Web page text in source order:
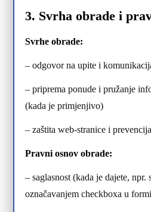
3. Svrha obrade i
Svrhe obrade:
– odgovor na upite i
– priprema ponude i pružanje
(kada je primjenjivo)
– zaštita web-stranice i
Pravni osnov obrade:
– saglasnost (kada je dajete,
označavanjem checkboxa u